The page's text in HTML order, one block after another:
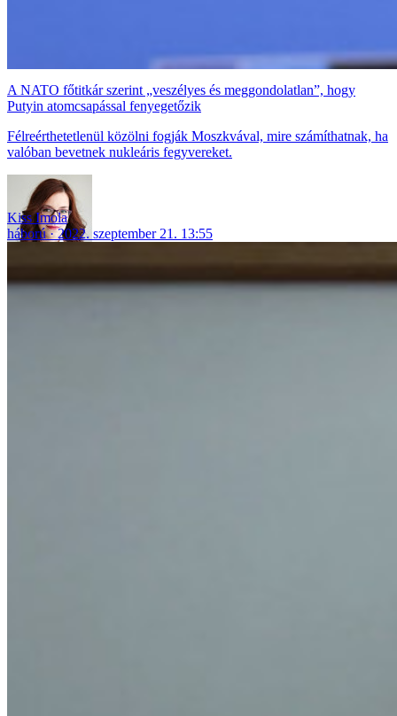
A NATO főtitkár szerint „veszélyes és meggondolatlan”, hogy
Putyin atomcsapással fenyegetőzik
Félreérthetetlenül közölni fogják Moszkvával, mire számíthatnak, ha
valóban bevetnek nukleáris fegyvereket.
Kiss Imola
háború
2022. szeptember 21. 13:55